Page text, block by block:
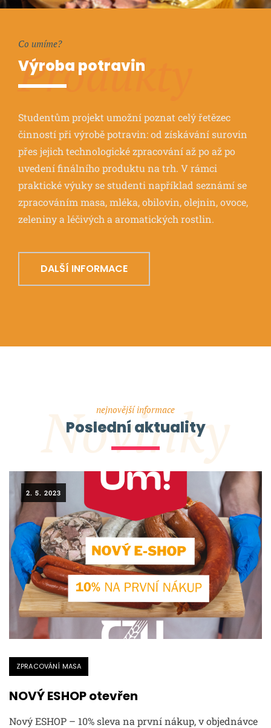
Produkty
Co umíme?
Výroba potravin
Studentům projekt umožní poznat celý řetězec
činností při výrobě potravin: od získávání surovin
přes jejich technologické zpracování až po až po
uvedení finálního produktu na trh. V rámci
praktické výuky se studenti například seznámí se
zpracováním masa, mléka, obilovin, olejnin, ovoce,
zeleniny a léčivých a aromatických rostlin.
DALŠÍ INFORMACE
Novinky
nejnovější informace
Poslední aktuality
2. 5. 2023
ZPRACOVÁNÍ MASA
NOVÝ ESHOP otevřen
Nový ESHOP – 10% sleva na první nákup, v objednávce